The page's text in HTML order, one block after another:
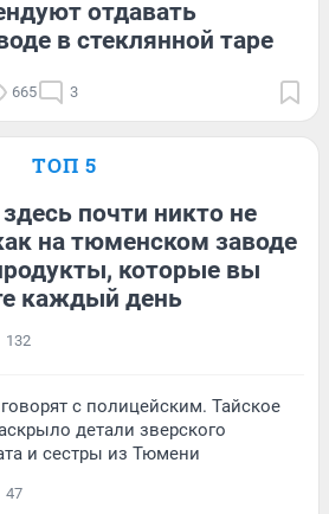
отдавать
в стеклянной таре
665 3
ТОП 5
почти никто не
на тюменском заводе
которые вы
каждый день
132
с полицейским. Тайское
детали зверского
и сестры из Тюмени
47